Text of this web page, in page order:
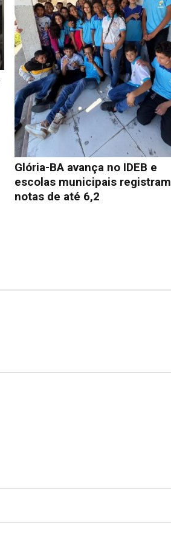
Glória-BA avança no IDEB e
escolas municipais registram
notas de até 6,2